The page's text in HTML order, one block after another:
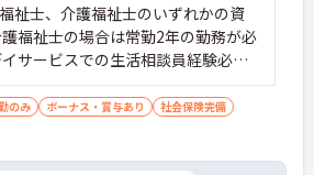
祉士、介護福祉士のいずれかの資
福祉士の場合は常勤2年の勤務が必
サービスでの生活相談員経験必須
動車運転免許必須（AT限定可）
のみ ボーナス・賞与あり
社会保険完備